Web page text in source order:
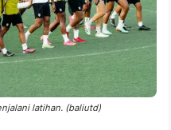
latihan. (baliutd)